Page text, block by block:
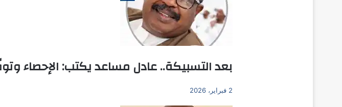
بعد التسبيكة.. عادل مساعد يكتب: الإحصاء
2 فبراير، 2026